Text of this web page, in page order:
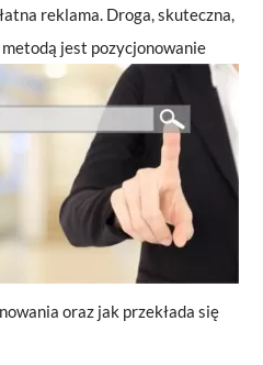
reklama. Droga, skuteczna,
metodą jest pozycjonowanie
oraz jak przekłada się